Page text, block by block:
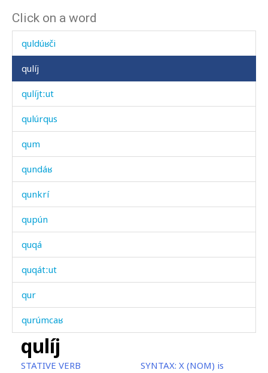
Click on a word
quldúʁ
quldúʁči
qulíj
qulíjtːut
qulúrqus
qum
qundáʁ
qunkrí
qupún
quqá
quqátːut
qur
qurúmcaʁ
qurúš
qutí
qulíj
STATIVE VERB SYNTAX: X (NOM) is